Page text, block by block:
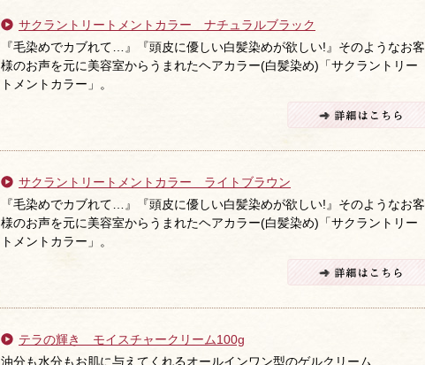
サクラントリートメントカラー ナチュラルブラック
『毛染めでカブれて…』『頭皮に優しい白髪染めが欲しい!』そのようなお客
様のお声を元に美容室からうまれたヘアカラー(白髪染め)「サクラントリー
トメントカラー」。
サクラントリートメントカラー ライトブラウン
『毛染めでカブれて…』『頭皮に優しい白髪染めが欲しい!』そのようなお客
様のお声を元に美容室からうまれたヘアカラー(白髪染め)「サクラントリー
トメントカラー」。
テラの輝き モイスチャークリーム100g
油分も水分もお肌に与えてくれるオールインワン型のゲルクリーム